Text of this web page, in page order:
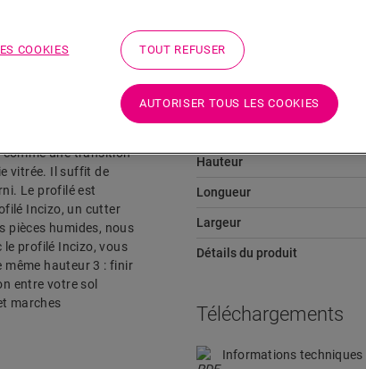
une transition
vitrée. Il suffit de
Le profilé est
Incizo, un cutter
pièces humides, nous
le profilé Incizo, vous
même hauteur 3 : finir
entre votre sol
marches
Dimensions
Hauteur
Longueur
Largeur
Détails du produit
Téléchargements
Informations techniques
COOKIES TOUT REFUSER
AUTORISER TOUS LES COOKIES